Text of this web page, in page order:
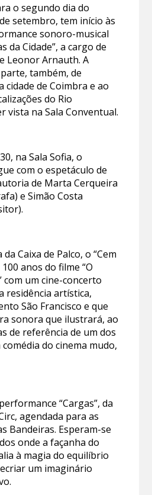
o segundo dia do
setembro, tem início às
sonoro-musical
da Cidade”, a cargo de
Leonor Arnauth. A
também, de
cidade de Coimbra e ao
do Rio
vista na Sala Conventual.
na Sala Sofia, o
com o espetáculo de
de Marta Cerqueira
e Simão Costa
Caixa de Palco, o “Cem
anos do filme “O
um cine-concerto
residência artística,
São Francisco e que
sonora que ilustrará, ao
de referência de um dos
do cinema mudo,
“Cargas”, da
agendada para as
Bandeiras. Esperam-se
onde a façanha do
à magia do equilíbrio
um imaginário